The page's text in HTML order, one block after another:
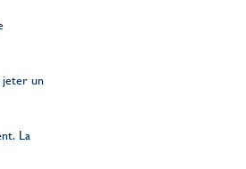
jeter un
La